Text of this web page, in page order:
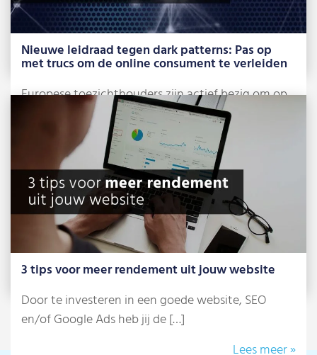
Nieuwe leidraad tegen dark patterns: Pas op
met trucs om de online consument te verleiden
Europese toezichthouders zijn actief bezig om op
te treden tegen zogenaamde dark patterns. Dat
3 tips voor meer rendement uit jouw website
Door te investeren in een goede website, SEO
en/of Google Ads heb jij de […]
Lees meer »